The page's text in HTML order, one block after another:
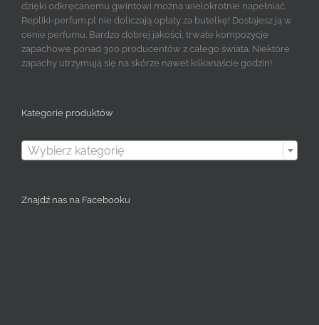
dzięki odkręcanemu gwintowi można wielokrotnie napełniać.
Repliki-perfum.pl nie doliczają opłaty za butelkę! Dostajesz ją w
cenie perfumu. Bardzo dobrej jakości, trwałe kompozycje
zapachowe ponad 300 producentów z całego świata. Niektóre
zapachy utrzymują się na skórze nawet kilkanaście godzin!
Kategorie produktów
Wybierz kategorię
Znajdź nas na Facebooku